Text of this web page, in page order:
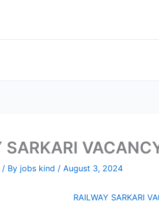
VACANCY
/ By jobs kind / August 3, 2024
RAILWAY SARKARI